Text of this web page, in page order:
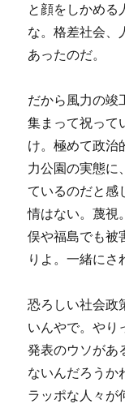
と顔をしかめる
な。格差社会、
あったのだ。
だから風力の竣
集まって祝って
け。極めて政治
力公園の実態に
ているのだと感
情はない。蔑視
俣や福島でも被
りよ。一緒にさ
恐ろしい社会政
いんやで。やり
発表のウソがあ
ないんだろうか
ラッポな人々が